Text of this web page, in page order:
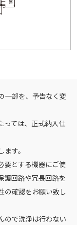
一部を、予告なく変
っては、正式納入仕
す。
要とする機器にご使
護回路や冗長回路を
の確認をお願い致し
ので洗浄は行わない